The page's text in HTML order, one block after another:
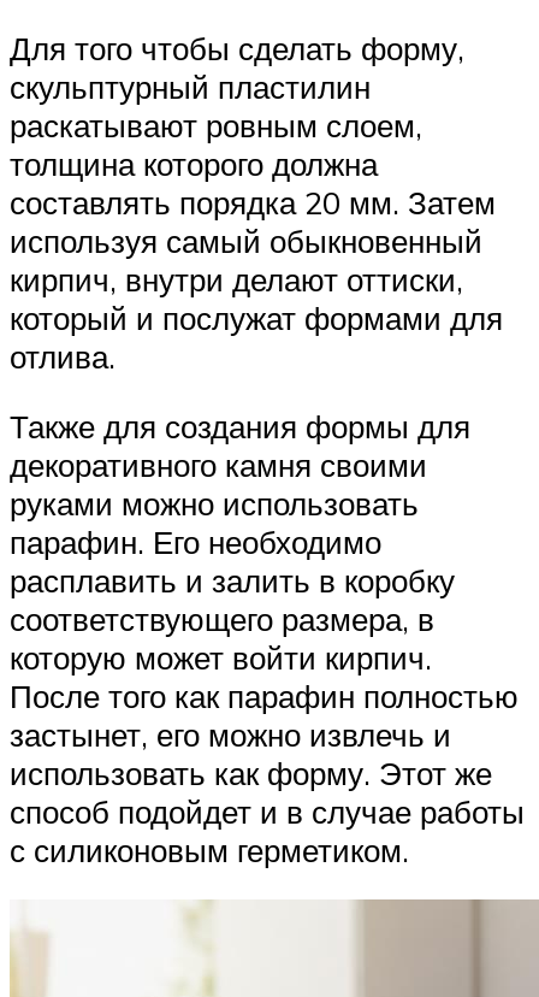
Для того чтобы сделать форму,
скульптурный пластилин
раскатывают ровным слоем,
толщина которого должна
составлять порядка 20 мм. Затем
используя самый обыкновенный
кирпич, внутри делают оттиски,
который и послужат формами для
отлива.
Также для создания формы для
декоративного камня своими
руками можно использовать
парафин. Его необходимо
расплавить и залить в коробку
соответствующего размера, в
которую может войти кирпич.
После того как парафин полностью
застынет, его можно извлечь и
использовать как форму. Этот же
способ подойдет и в случае работы
с силиконовым герметиком.